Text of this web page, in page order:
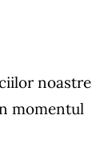
noastre
momentul